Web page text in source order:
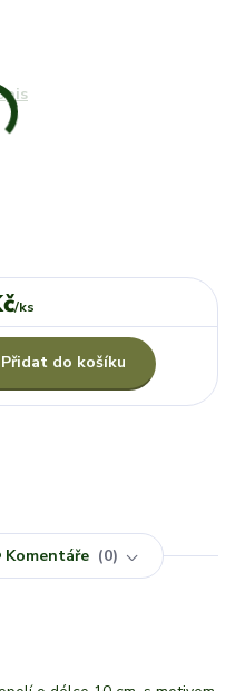
/ks
Přidat do košíku
Komentáře 0